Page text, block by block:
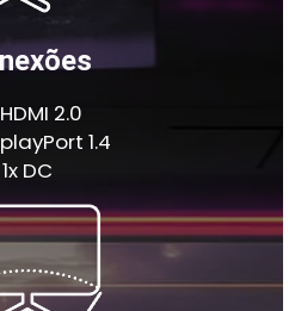
2.0
1.4
1x DC